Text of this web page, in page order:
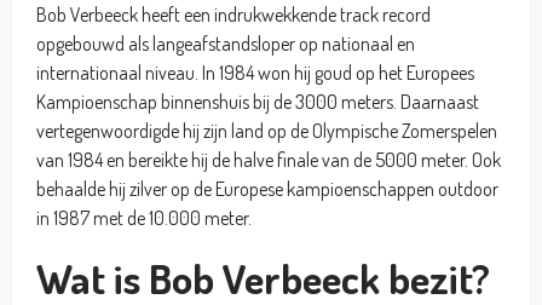
Bob Verbeeck heeft een indrukwekkende track record
opgebouwd als langeafstandsloper op nationaal en
internationaal niveau. In 1984 won hij goud op het Europees
Kampioenschap binnenshuis bij de 3000 meters. Daarnaast
vertegenwoordigde hij zijn land op de Olympische Zomerspelen
van 1984 en bereikte hij de halve finale van de 5000 meter. Ook
behaalde hij zilver op de Europese kampioenschappen outdoor
in 1987 met de 10.000 meter.
Wat is Bob Verbeeck bezit?